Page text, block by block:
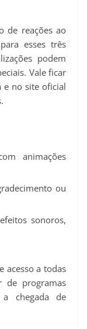
de reações ao
esses três
podem
Vale ficar
e no site oficial
animações
ou
sonoros,
acesso a todas
de programas
a chegada de